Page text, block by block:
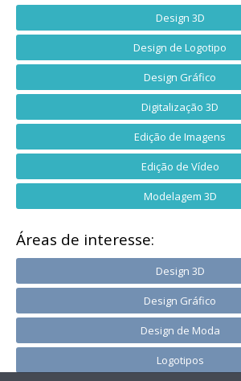
Design 3D
Design de Logotipo
Design Gráfico
Digitalização 3D
Edição de Imagens
Edição de Vídeo
Modelagem 3D
Áreas de interesse:
Design 3D
Design Gráfico
Design de Moda
Logotipos